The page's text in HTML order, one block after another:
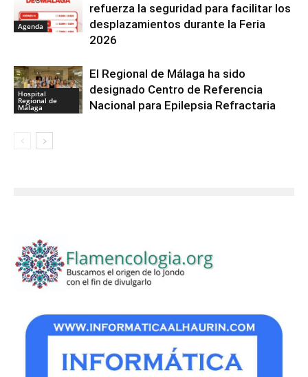
Agenda
refuerza la seguridad para facilitar los
desplazamientos durante la Feria
2026
Hospital
Regional de
Málaga
El Regional de Málaga ha sido
designado Centro de Referencia
Nacional para Epilepsia Refractaria